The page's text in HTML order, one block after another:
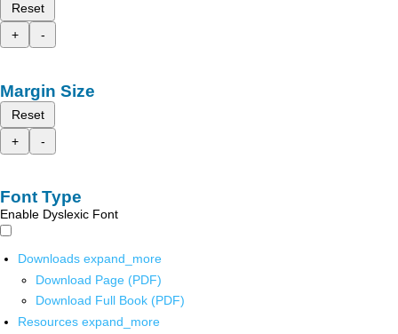
Reset
+
-
Margin Size
Reset
+
-
Font Type
Enable Dyslexic Font
Downloads expand_more
Download Page (PDF)
Download Full Book (PDF)
Resources expand_more